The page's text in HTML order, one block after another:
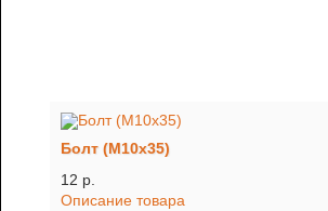
Болт (М10х35)
12 p.
Описание товара